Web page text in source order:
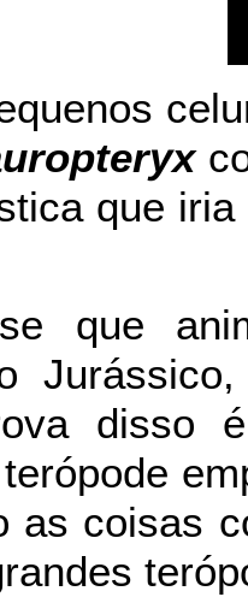
que
se que
disso
as coisas